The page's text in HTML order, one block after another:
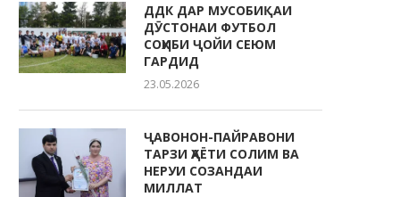
ДДК ДАР МУСОБИҚАИ
ДӮСТОНАИ ФУТБОЛ
СОҲИБИ ҶОЙИ СЕЮМ
ГАРДИД
23.05.2026
ҶАВОНОН-ПАЙРАВОНИ
ТАРЗИ ҲАЁТИ СОЛИМ ВА
НЕРУИ СОЗАНДАИ
МИЛЛАТ